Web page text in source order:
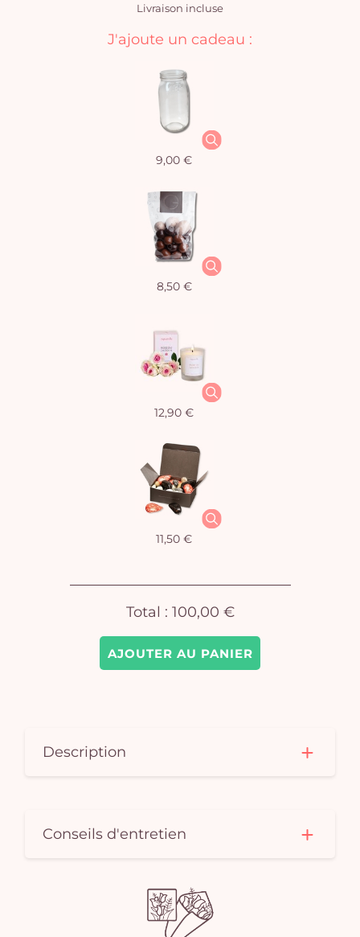
Livraison incluse
AJOUTER AU PANIER
J'ajoute un cadeau :
9,00 €
8,50 €
12,90 €
11,50 €
Total : 100,00 €
Description
Conseils d'entretien